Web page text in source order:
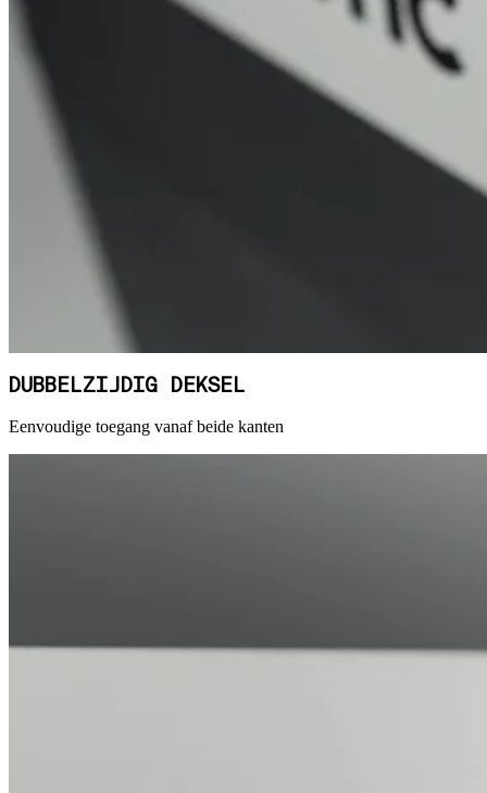
DUBBELZIJDIG DEKSEL
Eenvoudige toegang vanaf beide kanten